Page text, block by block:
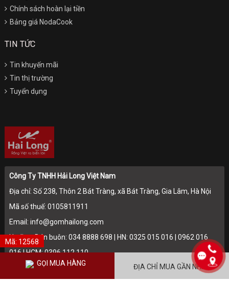
Chính sách hoàn lại tiền
Bảng giá NodaCook
TIN TỨC
Tin khuyến mãi
Tin thị trường
Tuyển dụng
Công Ty TNHH Hải Long Việt Nam
Địa chỉ: Số 238, Thôn 2 Bát Tràng, xã Bát Tràng, Gia Lâm, Hà Nội
Mã số thuế: 0105811911
Email: info@gomhailong.com
Hotline: Bán buôn: 034 8888 698 | HN: 0325 015 016 | 0962 016
016 | HCM: 0396 112 110
Điện thoại: 024.36715174 - 024.36715175
Mã: 12568
GỌI MUA HÀNG ĐỊA CHỈ MUA GẦN NHẤT